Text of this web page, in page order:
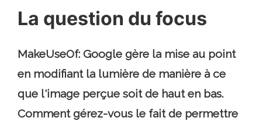
La question du focus
MakeUseOf: Google gère la mise au point
en modifiant la lumière de manière à ce
que l'image perçue soit de haut en bas.
Comment gérez-vous le fait de permettre